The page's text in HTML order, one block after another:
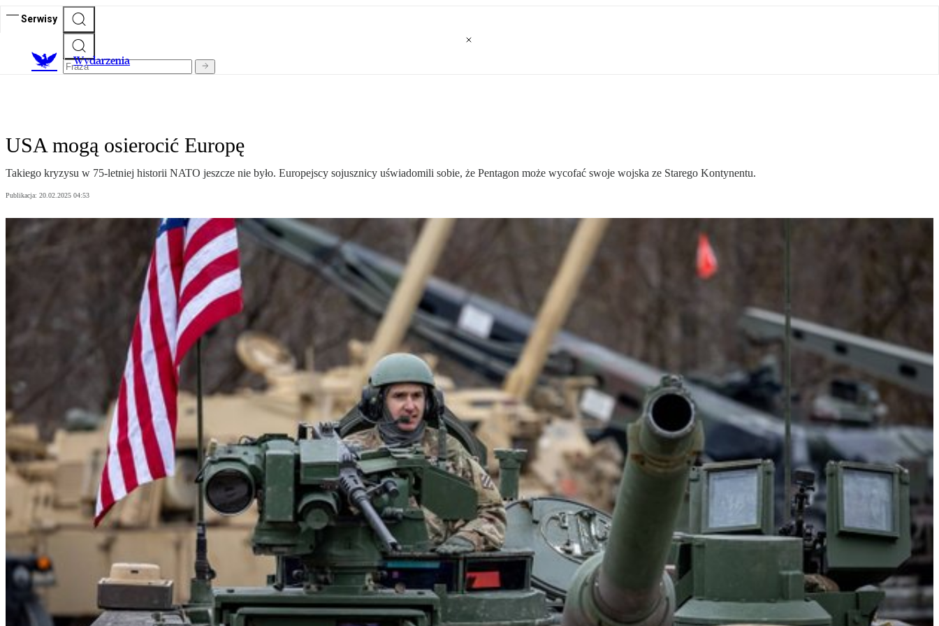
Serwisy
Wydarzenia
USA mogą osierocić Europę
Takiego kryzysu w 75-letniej historii NATO jeszcze nie było. Europejscy sojusznicy uświadomili sobie, że Pentagon może wycofać swoje wojska ze Starego Kontynentu.
Publikacja: 20.02.2025 04:53